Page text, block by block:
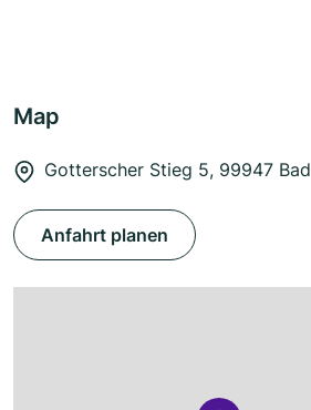
Map
Gotterscher Stieg 5, 99947
Anfahrt planen